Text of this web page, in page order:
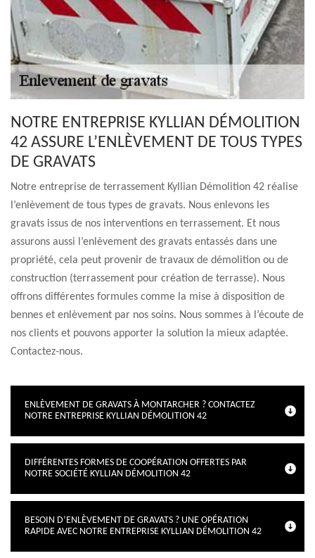
NOTRE ENTREPRISE KYLLIAN DÉMOLITION
42 ASSURE L’ENLÈVEMENT DE TOUS TYPES
DE GRAVATS
Notre entreprise de terrassement Kyllian Démolition 42 réalise
l’enlèvement de tous types de gravats. Nous enlevons les
gravats issus de nos interventions en terrassement. Et nous
assurons aussi l’enlèvement des gravats entassés dans une
propriété, cela peut provenir de travaux de démolition ou de
construction (terrassement pour création de terrasse). Nous
offrons différentes formules comme la mise à disposition de
bennes et enlèvement par nos soins. Nous sommes à l’écoute de
nos clients et pouvons apporter la solution la mieux adaptée.
Contactez-nous.
ENLÈVEMENT DE GRAVATS À MONTARCHER ? CONTACTEZ
NOTRE ENTREPRISE KYLLIAN DÉMOLITION 42
DIFFÉRENTES FORMES DE COOPÉRATION OFFERTES PAR
NOTRE SOCIÉTÉ KYLLIAN DÉMOLITION 42
BESOIN D’ENLÈVEMENT DE GRAVATS ? UNE OPÉRATION
RAPIDE AVEC NOTRE ENTREPRISE KYLLIAN DÉMOLITION 42